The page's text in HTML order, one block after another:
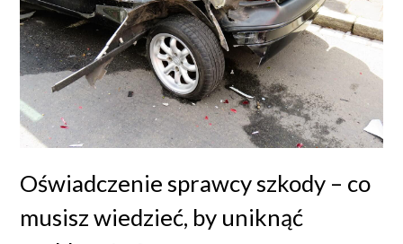
Oświadczenie sprawcy szkody – co
musisz wiedzieć, by uniknąć